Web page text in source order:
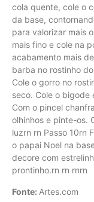
cola quente, cole o
da base,
para valorizar mais
mais fino e cole na
acabamento mais
barba no rostinho
Cole o gorro no
seco. Cole o bigode
Com o pincel
olhinhos e pinte-os.
luzrn rn Passo 10rn
o papai Noel na
decore com
prontinho.rn rn rnrn
Fonte: Artes.com